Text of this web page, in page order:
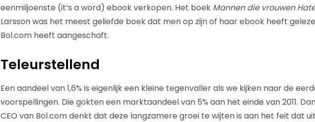
eenmiljoenste (it’s a word) ebook verkopen. Het boek Mannen die vrouwen
Larsson was het meest geliefde boek dat men op zijn of haar ebook heeft
Bol.com heeft aangeschaft.
Teleurstellend
Een aandeel van 1,6% is eigenlijk een kleine tegenvaller als we kijken naar de
voorspellingen. Die gokten een marktaandeel van 5% aan het einde van 2011.
CEO van Bol.com denkt dat deze langzamere groei te wijten is aan het feit dat